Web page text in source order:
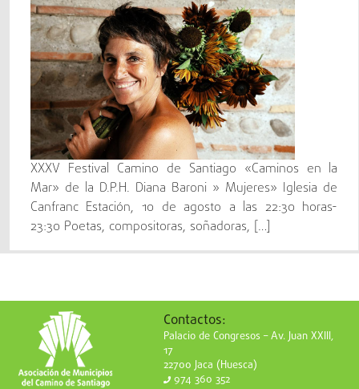
XXXV Festival Camino de Santiago «Caminos en la
Mar» de la D.P.H. Diana Baroni » Mujeres» Iglesia de
Canfranc Estación, 10 de agosto a las 22:30 horas-
23:30 Poetas, compositoras, soñadoras, […]
Contactos:
Palacio de Congresos – Av. Juan XXIII,
17
22700 Jaca (Huesca)
974 360 352